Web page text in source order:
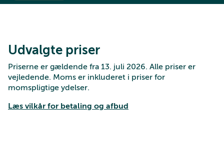
Udvalgte priser
Priserne er gældende fra 13. juli 2026. Alle priser er
vejledende. Moms er inkluderet i priser for
momspligtige ydelser.
Læs vilkår for betaling og afbud